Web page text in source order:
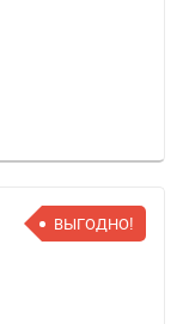
ВЫГОДНО!